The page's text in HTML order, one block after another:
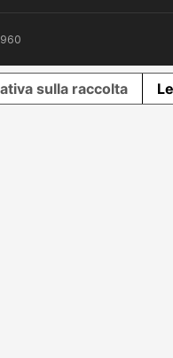
sulla raccolta